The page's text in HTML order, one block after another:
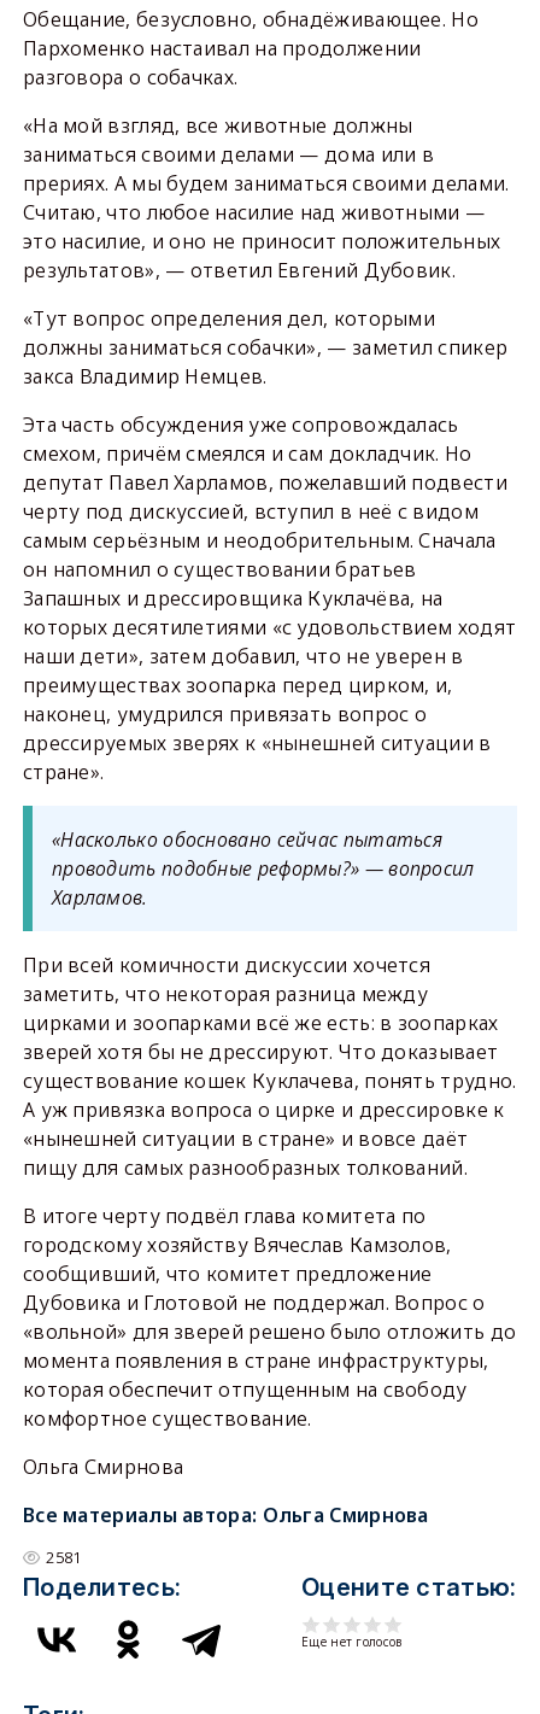
Обещание, безусловно, обнадёживающее. Но
Пархоменко настаивал на продолжении
разговора о собачках.
«На мой взгляд, все животные должны
заниматься своими делами — дома или в
прериях. А мы будем заниматься своими делами.
Считаю, что любое насилие над животными —
это насилие, и оно не приносит положительных
результатов», — ответил Евгений Дубовик.
«Тут вопрос определения дел, которыми
должны заниматься собачки», — заметил спикер
закса Владимир Немцев.
Эта часть обсуждения уже сопровождалась
смехом, причём смеялся и сам докладчик. Но
депутат Павел Харламов, пожелавший подвести
черту под дискуссией, вступил в неё с видом
самым серьёзным и неодобрительным. Сначала
он напомнил о существовании братьев
Запашных и дрессировщика Куклачёва, на
которых десятилетиями «с удовольствием ходят
наши дети», затем добавил, что не уверен в
преимуществах зоопарка перед цирком, и,
наконец, умудрился привязать вопрос о
дрессируемых зверях к «нынешней ситуации в
стране».
«Насколько обосновано сейчас пытаться
проводить подобные реформы?» — вопросил
Харламов.
При всей комичности дискуссии хочется
заметить, что некоторая разница между
цирками и зоопарками всё же есть: в зоопарках
зверей хотя бы не дрессируют. Что доказывает
существование кошек Куклачева, понять трудно.
А уж привязка вопроса о цирке и дрессировке к
«нынешней ситуации в стране» и вовсе даёт
пищу для самых разнообразных толкований.
В итоге черту подвёл глава комитета по
городскому хозяйству Вячеслав Камзолов,
сообщивший, что комитет предложение
Дубовика и Глотовой не поддержал. Вопрос о
«вольной» для зверей решено было отложить до
момента появления в стране инфраструктуры,
которая обеспечит отпущенным на свободу
комфортное существование.
Ольга Смирнова
Все материалы автора: Ольга Смирнова
2581
Поделитесь: Оцените статью:
Еще нет голосов